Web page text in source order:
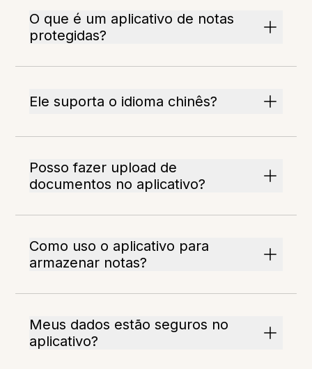
O que é um aplicativo de notas
protegidas?
Ele suporta o idioma chinês?
Posso fazer upload de
documentos no aplicativo?
Como uso o aplicativo para
armazenar notas?
Meus dados estão seguros no
aplicativo?